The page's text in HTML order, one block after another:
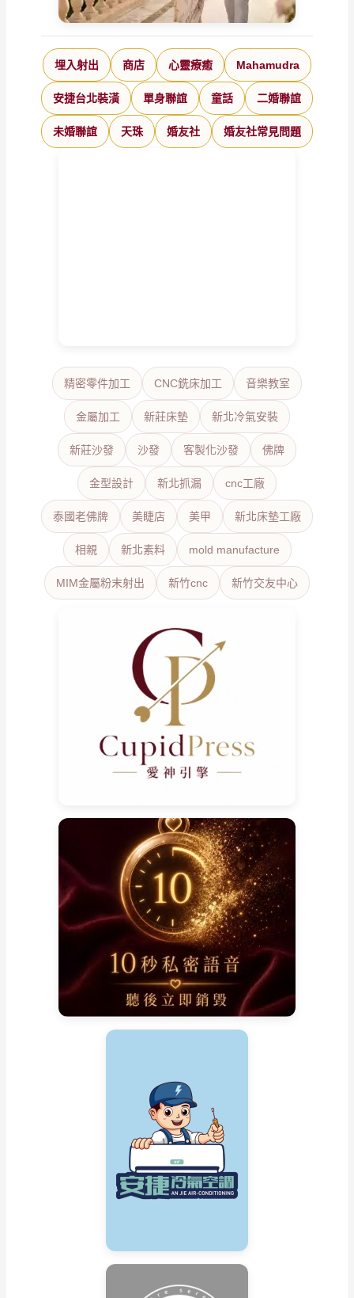
埋入射出 商店 心靈療癒 Mahamudra
安捷台北裝潢 單身聯誼 童話 二婚聯誼
未婚聯誼 天珠 婚友社 婚友社常見問題
精密零件加工 CNC銑床加工 音樂教室
金屬加工 新莊床墊 新北冷氣安裝
新莊沙發 沙發 客製化沙發 佛牌
金型設計 新北抓漏 cnc工廠
泰國老佛牌 美睫店 美甲 新北床墊工廠
相親 新北素料 mold manufacture
MIM金屬粉末射出 新竹cnc 新竹交友中心